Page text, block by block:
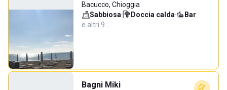
Bacucco, Chioggia
Sabbiosa· Doccia calda· Bar·
e altri 9…
Bagni Miki